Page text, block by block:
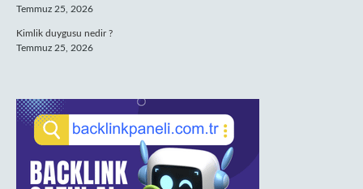
Temmuz 25, 2026
Kimlik duygusu nedir ?
Temmuz 25, 2026